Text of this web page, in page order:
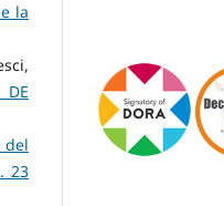
la
del
23